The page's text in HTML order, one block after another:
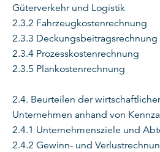
Güterverkehr und Logistik
2.3.2 Fahrzeugkostenrechnung
2.3.3 Deckungsbeitragsrechnung
2.3.4 Prozesskostenrechnung
2.3.5 Plankostenrechnung
2.4. Beurteilen der
Unternehmen anhand von
2.4.1 Unternehmensziele und
2.4.2 Gewinn- und